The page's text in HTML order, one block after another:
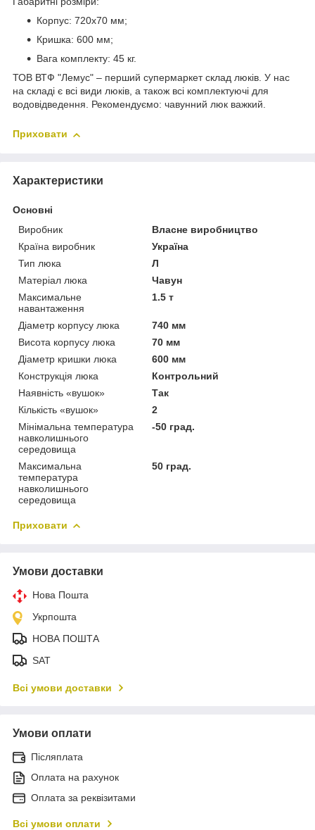
Корпус: 720х70 мм;
Кришка: 600 мм;
Вага комплекту: 45 кг.
ТОВ ВТФ "Лемус" – перший супермаркет склад люків. У нас
на складі є всі види люків, а також всі комплектуючі для
водовідведення. Рекомендуємо: чавунний люк важкий.
Приховати
Характеристики
Основні
Виробник
Власне виробництво
Країна виробник
Україна
Тип люка
Л
Матеріал люка
Чавун
Максимальне
навантаження
1.5 т
Діаметр корпусу люка
740 мм
Висота корпусу люка
70 мм
Діаметр кришки люка
600 мм
Конструкція люка
Контрольний
Наявність «вушок»
Так
Кількість «вушок»
2
Мінімальна температура
навколишнього
середовища
-50 град.
Максимальна
температура
навколишнього
середовища
50 град.
Приховати
Умови доставки
Нова Пошта
Укрпошта
НОВА ПОШТА
SAT
Всі умови доставки
Умови оплати
Післяплата
Оплата на рахунок
Оплата за реквізитами
Всі умови оплати